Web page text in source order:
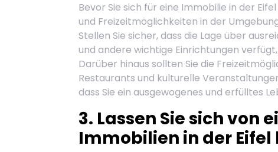
Bevor Sie sich für eine Immobilie in der
und Freizeitmöglichkeiten in der
Stellen Sie sicher, dass die Lage über
und andere wichtige Einrichtungen
Darüber hinaus sollten Sie die
Restaurants und kulturelle
dass Sie ein ausgewogenes und erfülltes
3. Lassen Sie sich von
Immobilien in der